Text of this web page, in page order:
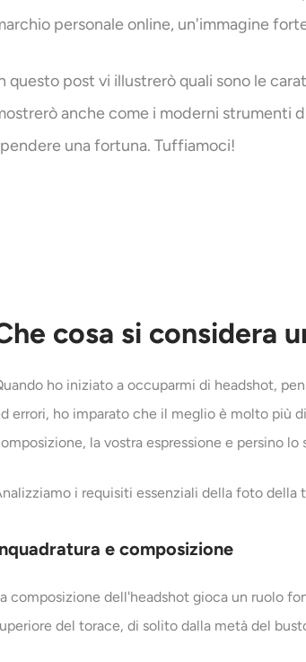
personale online, un'immagine
questo post vi illustrerò quali sono le
anche come i moderni strumenti
una fortuna. Tuffiamoci!
cosa si considera
ho iniziato a occuparmi di headshot,
errori, ho imparato che il meglio è molto più
la vostra espressione e persino
i requisiti essenziali della foto
e composizione
composizione dell'headshot gioca un ruolo
del torace, di solito dalla metà del